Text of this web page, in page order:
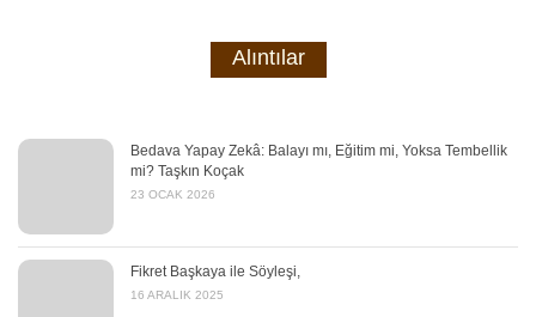
Alıntılar
Bedava Yapay Zekâ: Balayı mı, Eğitim mi, Yoksa Tembellik
mi? Taşkın Koçak
23 OCAK 2026
Fikret Başkaya ile Söyleşi,
16 ARALIK 2025